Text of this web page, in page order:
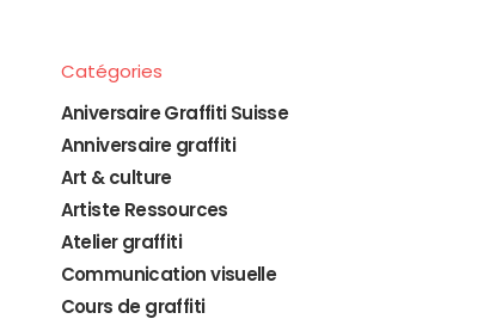
Catégories
Aniversaire Graffiti Suisse
Anniversaire graffiti
Art & culture
Artiste Ressources
Atelier graffiti
Communication visuelle
Cours de graffiti